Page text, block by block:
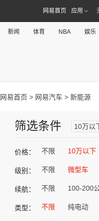
网易首页 应用
新闻 体育 NBA 娱乐
网易首页 > 网易汽车 > 新能源
筛选条件 10万以
价格： 不限 10万以下
级别： 不限 微型车
续航： 不限 100-200
类型： 不限 纯电动